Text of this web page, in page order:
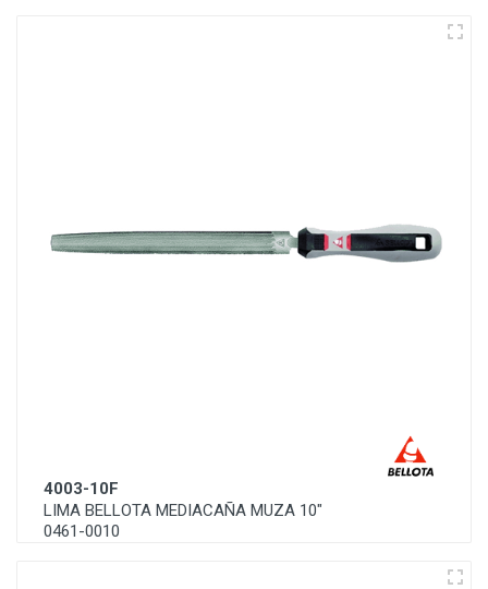
4003-10F
LIMA BELLOTA MEDIACAÑA MUZA 10"
0461-0010